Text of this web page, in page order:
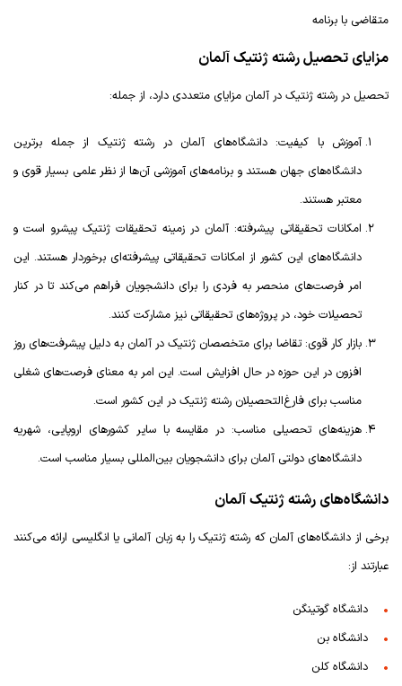
متقاضی با برنامه
مزایای تحصیل رشته ژنتیک آلمان
تحصیل در رشته ژنتیک در آلمان مزایای متعددی دارد، از جمله:
آموزش با کیفیت: دانشگاه‌های آلمان در رشته ژنتیک از جمله برترین
دانشگاه‌های جهان هستند و برنامه‌های آموزشی آن‌ها از نظر علمی بسیار قوی و
معتبر هستند.
امکانات تحقیقاتی پیشرفته: آلمان در زمینه تحقیقات ژنتیک پیشرو است و
دانشگاه‌های این کشور از امکانات تحقیقاتی پیشرفته‌ای برخوردار هستند. این
امر فرصت‌های منحصر به فردی را برای دانشجویان فراهم می‌کند تا در کنار
تحصیلات خود، در پروژه‌های تحقیقاتی نیز مشارکت کنند.
بازار کار قوی: تقاضا برای متخصصان ژنتیک در آلمان به دلیل پیشرفت‌های روز
افزون در این حوزه در حال افزایش است. این امر به معنای فرصت‌های شغلی
مناسب برای فارغ‌التحصیلان رشته ژنتیک در این کشور است.
هزینه‌های تحصیلی مناسب: در مقایسه با سایر کشورهای اروپایی، شهریه
دانشگاه‌های دولتی آلمان برای دانشجویان بین‌المللی بسیار مناسب است.
دانشگاه‌های رشته ژنتیک آلمان
برخی از دانشگاه‌های آلمان که رشته ژنتیک را به زبان آلمانی یا انگلیسی ارائه می‌کنند
عبارتند از:
دانشگاه گوتینگن
دانشگاه بن
دانشگاه کلن